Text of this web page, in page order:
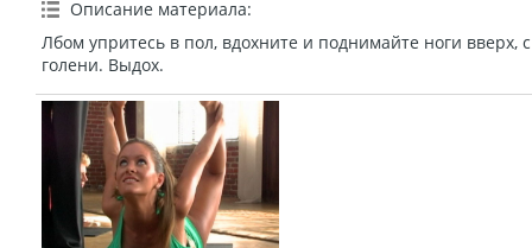
Описание материала:
Лбом упритесь в пол, вдохните и поднимайте ноги вверх,
голени. Выдох.